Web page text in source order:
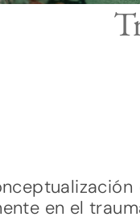
en el